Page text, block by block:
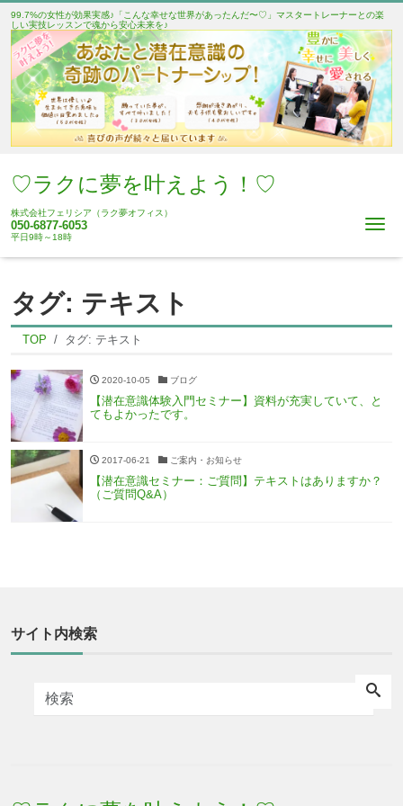
99.7%の女性が効果実感♪「こんな幸せな世界があったんだ〜♡」マスタートレーナーとの楽
しい実技レッスンで魂から安心未来を♪
♡ラクに夢を叶えよう！♡
株式会社フェリシア（ラク夢オフィス）
050-6877-6053
平日9時～18時
タグ: テキスト
TOP タグ: テキスト
2020-10-05 ブログ
【潜在意識体験入門セミナー】資料が充実していて、と
てもよかったです。
2017-06-21 ご案内・お知らせ
【潜在意識セミナー：ご質問】テキストはありますか？
（ご質問Q&A）
サイト内検索